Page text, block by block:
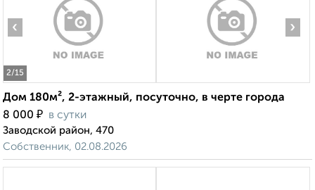
2/15
‹ ›
Дом 180м², 2-этажный, посуточно, в черте города
8 000 ₽ в сутки
Заводской район, 470
Собственник, 02.08.2026